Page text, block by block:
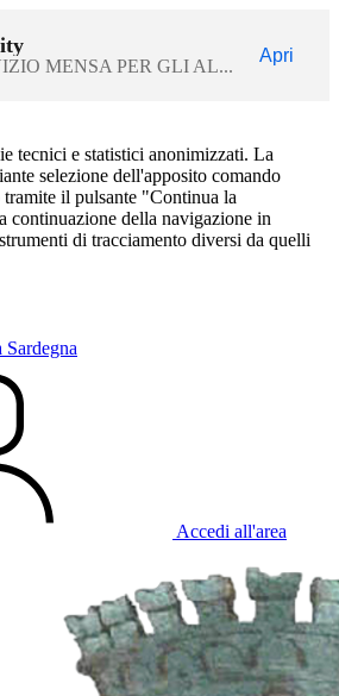
MENSA PER GLI AL...
Apri
tecnici e statistici anonimizzati. La
selezione dell'apposito comando
il pulsante "Continua la
continuazione della navigazione in
di tracciamento diversi da quelli
Accedi all'area